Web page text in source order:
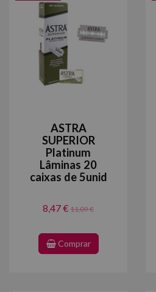
ASTRA
SUPERIOR
Platinum
Lâminas 20
caixas de 5unid
8,47 € 11,09 €
Comprar